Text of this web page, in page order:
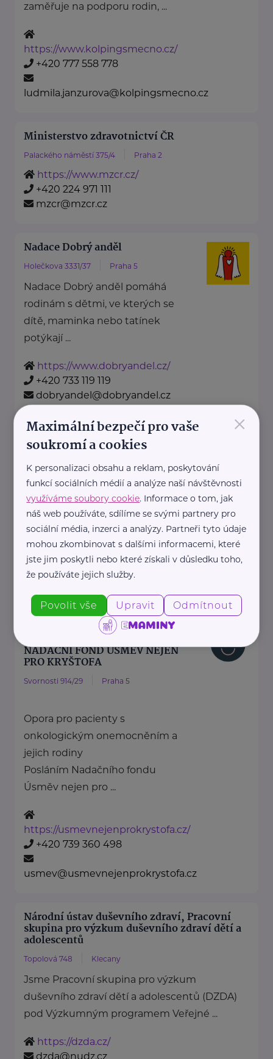
zaměřuje na podporu rodin, ...
https://www.kolpingsmecno.cz/
+420 777 558 778
ludmila.janzurova@kolpingsmecno.cz
Ministerstvo zdravotnictví ČR
Palackého náměstí 375/4 Praha 2
https://www.mzcr.cz/
+420 224 971 111
mzcr@mzcr.cz
Nadace Dobrý anděl
Holečkova 3331/37 Praha 5
Nadace Dobrý anděl pomáhá
rodinám s dětmi, ve kterých se
dítě, maminka nebo tatínek
potýkají ...
https://www.dobryandel.cz/
+420 733 119 119
dobryandel@dobryandel.cz
Nadační fond Spolu s odvahou
Nadační fond Spolu s odvahou
je nezisková organizace, jejímž
posláním je podporovat duševní
zdraví dětí ...
https://spolusodvahou.org/cz/
+420 725 565 273
NADAČNÍ FOND ÚSMĚV NEJEN
PRO KRYŠTOFA
Svornosti 914/29 Praha 5
Opora pro pacienty s
onkologickým onemocněním a
jejich rodiny
Posláním Nadačního fondu
Úsměv nejen pro ...
https://usmevnejenprokrystofa.cz/
+420 739 360 498
usmev@usmevnejenprokrystofa.cz
Národní ústav duševního zdraví, Pracovní
skupina pro výzkum duševního zdraví dětí a
adolescentů
Topolová 748 Klecany
Jsme Pracovní skupina pro výzkum
duševního zdraví dětí a adolescentů (DZDA)
pod Výzkumným programem Veřejné ...
https://dzda.cz/
dzda@nudz.cz
×
Maximální bezpečí pro vaše
soukromí a cookies
K personalizaci obsahu a reklam, poskytování
funkcí sociálních médií a analýze naší návštěvnosti
využíváme soubory cookie. Informace o tom, jak
náš web používáte, sdílíme se svými partnery pro
sociální média, inzerci a analýzy. Partneři tyto údaje
mohou zkombinovat s dalšími informacemi, které
jste jim poskytli nebo které získali v důsledku toho,
že používáte jejich služby.
Povolit vše Upravit Odmítnout